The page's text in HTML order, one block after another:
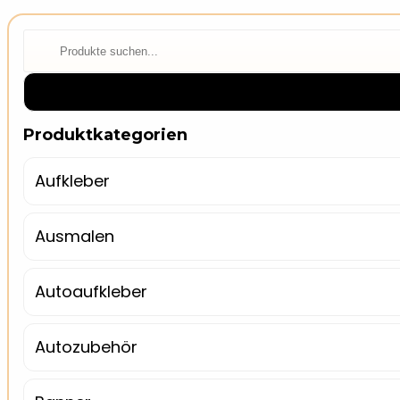
Produktkategorien
Aufkleber
Ausmalen
Autoaufkleber
Autozubehör